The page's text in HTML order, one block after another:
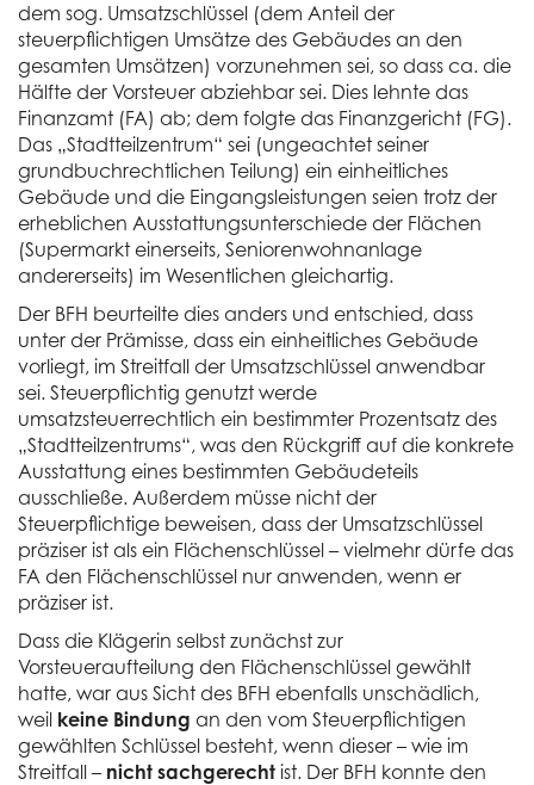
dem sog. Umsatzschlüssel (dem Anteil der
steuerpflichtigen Umsätze des Gebäudes an den
gesamten Umsätzen) vorzunehmen sei, so dass ca. die
Hälfte der Vorsteuer abziehbar sei. Dies lehnte das
Finanzamt (FA) ab; dem folgte das Finanzgericht (FG).
Das „Stadtteilzentrum“ sei (ungeachtet seiner
grundbuchrechtlichen Teilung) ein einheitliches
Gebäude und die Eingangsleistungen seien trotz der
erheblichen Ausstattungsunterschiede der Flächen
(Supermarkt einerseits, Seniorenwohnanlage
andererseits) im Wesentlichen gleichartig.
Der BFH beurteilte dies anders und entschied, dass
unter der Prämisse, dass ein einheitliches Gebäude
vorliegt, im Streitfall der Umsatzschlüssel anwendbar
sei. Steuerpflichtig genutzt werde
umsatzsteuerrechtlich ein bestimmter Prozentsatz des
„Stadtteilzentrums“, was den Rückgriff auf die konkrete
Ausstattung eines bestimmten Gebäudeteils
ausschließe. Außerdem müsse nicht der
Steuerpflichtige beweisen, dass der Umsatzschlüssel
präziser ist als ein Flächenschlüssel – vielmehr dürfe das
FA den Flächenschlüssel nur anwenden, wenn er
präziser ist.
Dass die Klägerin selbst zunächst zur
Vorsteueraufteilung den Flächenschlüssel gewählt
hatte, war aus Sicht des BFH ebenfalls unschädlich,
weil keine Bindung an den vom Steuerpflichtigen
gewählten Schlüssel besteht, wenn dieser – wie im
Streitfall – nicht sachgerecht ist. Der BFH konnte den